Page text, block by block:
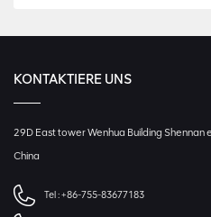
KONTAKTIERE UNS
29D East tower Wenhua Building Shennan
China
Tel :+86-755-83677183